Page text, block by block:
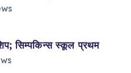
सिम्पकिन्स स्कूल प्रथम